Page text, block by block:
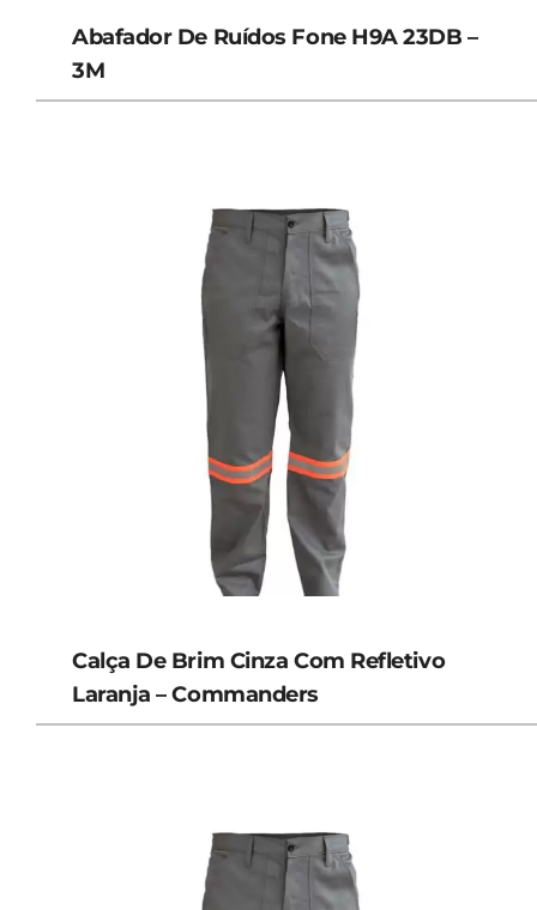
Abafador De Ruídos Fone H9A 23DB –
3M
Calça De Brim Cinza Com Refletivo
Laranja – Commanders